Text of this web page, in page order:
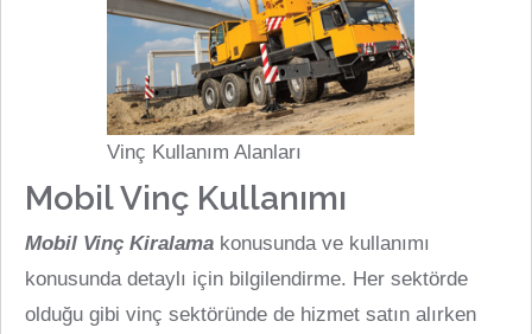
Vinç Kullanım Alanları
Mobil Vinç Kullanımı
Mobil Vinç Kiralama konusunda ve kullanımı
konusunda detaylı için bilgilendirme. Her sektörde
olduğu gibi vinç sektöründe de hizmet satın alırken